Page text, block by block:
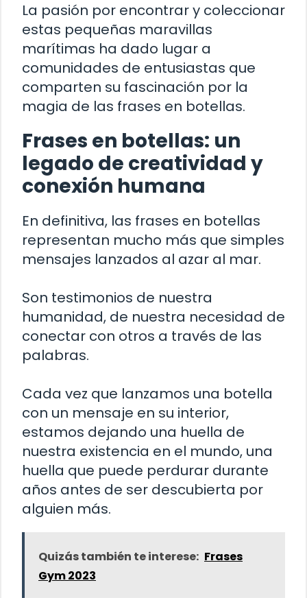
La pasión por encontrar y coleccionar
estas pequeñas maravillas
marítimas ha dado lugar a
comunidades de entusiastas que
comparten su fascinación por la
magia de las frases en botellas.
Frases en botellas: un
legado de creatividad y
conexión humana
En definitiva, las frases en botellas
representan mucho más que simples
mensajes lanzados al azar al mar.
Son testimonios de nuestra
humanidad, de nuestra necesidad de
conectar con otros a través de las
palabras.
Cada vez que lanzamos una botella
con un mensaje en su interior,
estamos dejando una huella de
nuestra existencia en el mundo, una
huella que puede perdurar durante
años antes de ser descubierta por
alguien más.
Quizás también te interese: Frases
Gym 2023